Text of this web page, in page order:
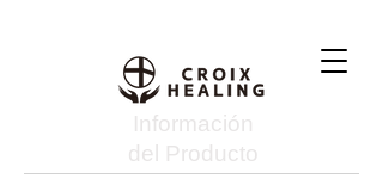
Información
del Producto